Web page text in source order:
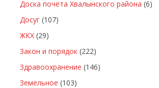
Доска почёта Хвалынского района (6)
Досуг (107)
ЖКХ (29)
Закон и порядок (222)
Здравоохранение (146)
Земельное (103)